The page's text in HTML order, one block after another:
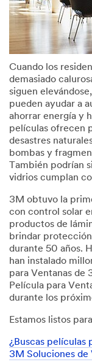
Cuando los
demasiado
siguen
pueden ayudar a
ahorrar energía y
películas ofrecen
desastres
bombas y
También podrían
vidrios cumplan
3M obtuvo la
con control solar
productos de
brindar
durante 50 años.
han instalado
para Ventanas
Película para
durante los
Estamos listos
¿Buscas películas
3M Soluciones de